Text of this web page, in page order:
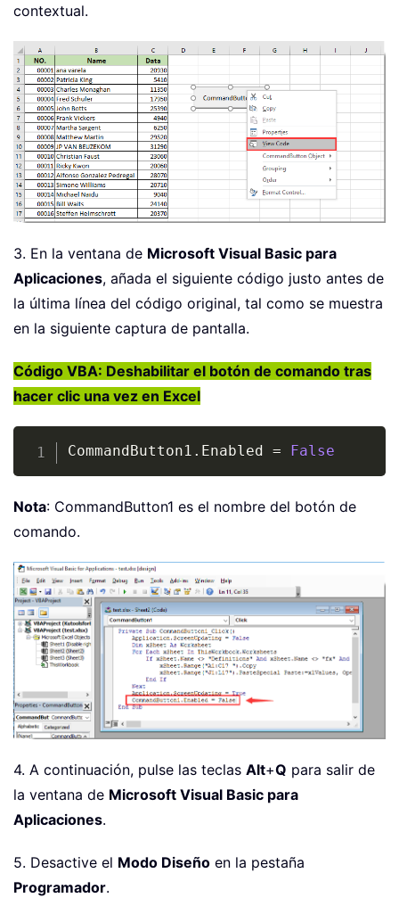
contextual.
3. En la ventana de Microsoft Visual Basic para
Aplicaciones, añada el siguiente código justo antes de
la última línea del código original, tal como se muestra
en la siguiente captura de pantalla.
Código VBA: Deshabilitar el botón de comando tras
hacer clic una vez en Excel
CommandButton1 . Enabled = False
Nota: CommandButton1 es el nombre del botón de
comando.
4. A continuación, pulse las teclas Alt+Q para salir de
la ventana de Microsoft Visual Basic para
Aplicaciones.
5. Desactive el Modo Diseño en la pestaña
Programador.